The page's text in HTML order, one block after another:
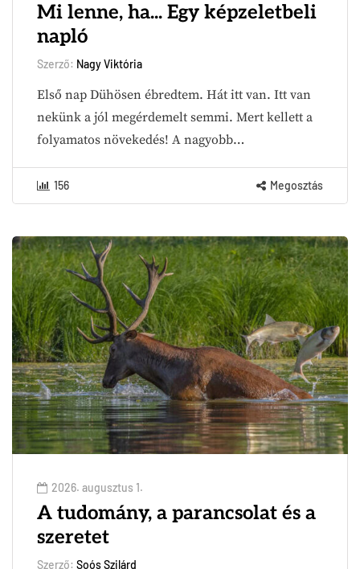
Mi lenne, ha... Egy képzeletbeli
napló
Szerző: Nagy Viktória
Első nap Dühösen ébredtem. Hát itt van. Itt van
nekünk a jól megérdemelt semmi. Mert kellett a
folyamatos növekedés! A nagyobb…
156 Megosztás
2026. augusztus 1.
A tudomány, a parancsolat és a
szeretet
Szerző: Soós Szilárd